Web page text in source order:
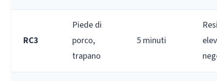
RC3
Piede di
porco,
trapano
5 minuti